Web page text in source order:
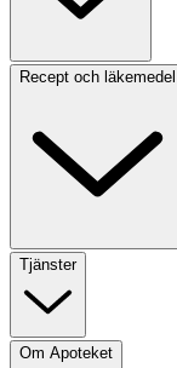
Recept och läkemedel
Tjänster
Om Apoteket